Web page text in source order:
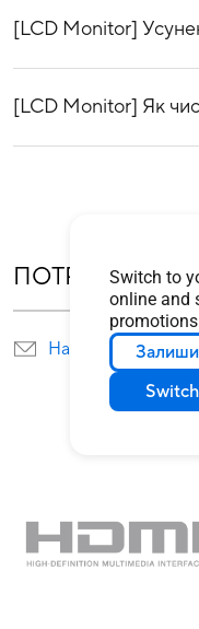
Switch to
online and
ПОТРЕБУЄТЕ
Написати нам
[LCD Monitor]
[LCD Monitor] Як